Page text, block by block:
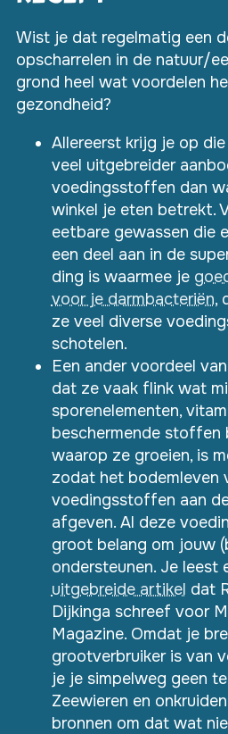
Wist je dat regelmatig een
opscharrelen in de natuur/
grond heel wat voordelen
gezondheid?
Allereerst krijg je op
veel uitgebreider
voedingsstoffen dan
winkel je eten betrekt.
eetbare gewassen die
een deel aan in de
ding is waarmee je
voor je darmbacteriën,
ze veel diverse
schotelen.
Een ander voordeel
dat ze vaak flink wat
sporenelementen,
beschermende stoffen
waarop ze groeien, is
zodat het bodemleven
voedingsstoffen aan
afgeven. Al deze
groot belang om jouw
ondersteunen. Je leest
uitgebreide artikel dat
Dijkinga schreef voor
Magazine. Omdat je
grootverbruiker is van
je je simpelweg geen
Zeewieren en
bronnen om dat wat